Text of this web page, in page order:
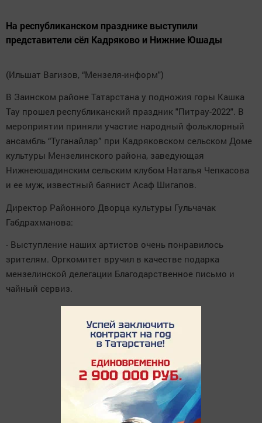
На республиканском празднике выступили
представители сёл Кадряково и Нижние Юшады
(Ильшат Вагизов, “Мензеля-информ")
В Заинском районе Татарстана у подножия горы Кашка
Тау прошел республиканский праздник "Питрау-2022". В
мероприятии приняли участие народный фольклорный
ансамбль “Туганайлар” при Кадряковском сельском Доме
культуры Мензелинского района, заведующая
Нижнеюшадинским сельским клубом Наталья Чепкасова
и ее муж, известный баянист Асаф Шигапов.
Директор Районного Дворца культуры Гульчачак
Габдрахманова:
- Выступление наших артистов очень понравилось
зрителям. Оргкомитет вручил в качестве подарка
мензелинской делегации Благодарственное письмо и
чайный сервиз.